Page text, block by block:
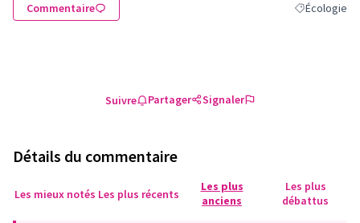
Commentaire Filtrer les
Écologie
Suivre Partager Signaler
Détails du commentaire
Les mieux notés Les plus récents
Les plus
anciens
Les plus
débattus